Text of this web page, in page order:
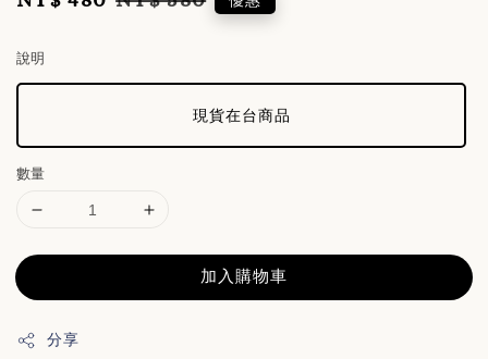
說明
現貨在台商品
數量
加入購物車
分享